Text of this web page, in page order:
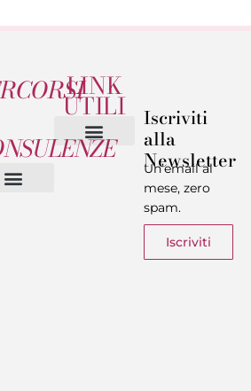
LINK
UTILI Iscriviti
alla
Newsletter
Un’email al
mese, zero
spam.
Iscriviti